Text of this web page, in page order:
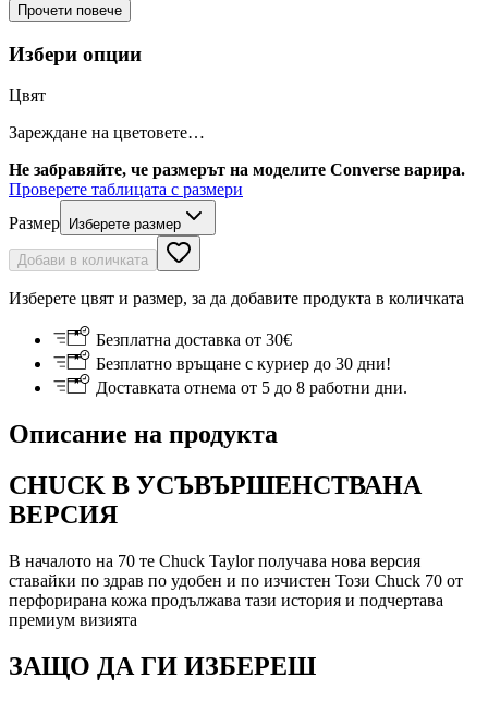
Прочети повече
Избери опции
Цвят
Зареждане на цветовете…
Не забравяйте, че размерът на моделите Converse варира.
Проверете таблицата с размери
Размер
Изберете размер
Добави в количката
Изберете цвят и размер, за да добавите продукта в количката
Безплатна доставка от 30€
Безплатно връщане с куриер до 30 дни!
Доставката отнема от 5 до 8 работни дни.
Описание на продукта
CHUCK В УСЪВЪРШЕНСТВАНА
ВЕРСИЯ
В началото на 70 те Chuck Taylor получава нова версия
ставайки по здрав по удобен и по изчистен Този Chuck 70 от
перфорирана кожа продължава тази история и подчертава
премиум визията
ЗАЩО ДА ГИ ИЗБЕРЕШ